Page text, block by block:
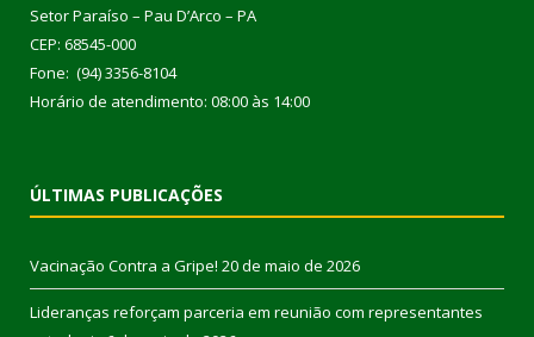
Setor Paraíso – Pau D’Arco – PA
CEP: 68545-000
Fone: (94) 3356-8104
Horário de atendimento: 08:00 às 14:00
ÚLTIMAS PUBLICAÇÕES
Vacinação Contra a Gripe! 20 de maio de 2026
Lideranças reforçam parceria em reunião com representantes